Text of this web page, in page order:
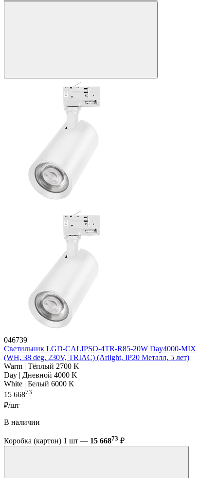
046739
Светильник LGD-CALIPSO-4TR-R85-20W Day4000-MIX
(WH, 38 deg, 230V, TRIAC) (Arlight, IP20 Металл, 5 лет)
Warm | Тёплый 2700 K
Day | Дневной 4000 K
White | Белый 6000 K
15 66873
₽/шт
В наличии
Коробка (картон) 1 шт — 15 66873 ₽